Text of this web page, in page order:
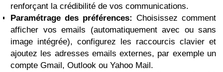
renforçant la crédibilité de vos communications.
Paramétrage des préférences: Choisissez comment
afficher vos emails (automatiquement avec ou sans
image intégrée), configurez les raccourcis clavier et
ajoutez les adresses emails externes, par exemple un
compte Gmail, Outlook ou Yahoo Mail.